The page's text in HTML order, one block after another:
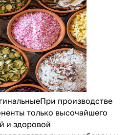
производстве
только высочайшего
и здоровой